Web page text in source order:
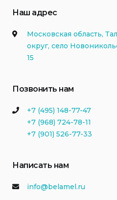
Наш адрес
Московская область,
округ, село
15
Позвонить нам
+7 (495) 148-77-47
+7 (968) 724-78-11
+7 (901) 526-77-33
Написать нам
info@belamel.ru